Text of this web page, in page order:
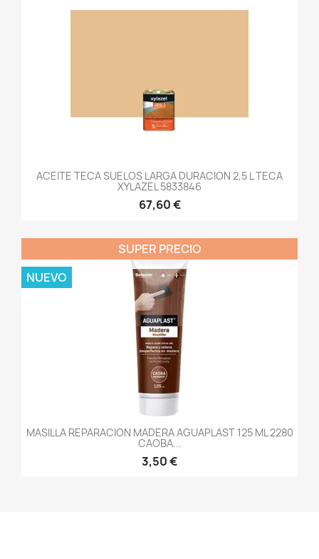
ACEITE TECA SUELOS LARGA DURACION 2,5 L TECA
XYLAZEL 5833846
67,60 €
MASILLA REPARACION MADERA AGUAPLAST 125 ML 2280
CAOBA...
3,50 €
SUPER PRECIO
NUEVO